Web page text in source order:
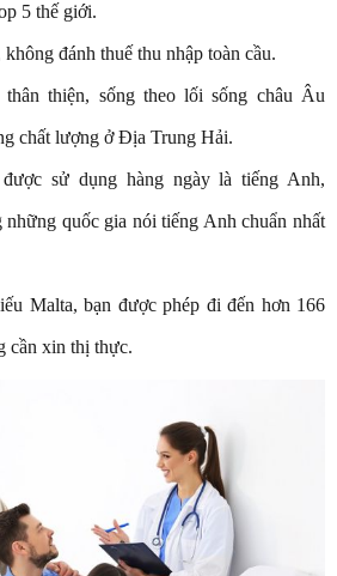
5 thế giới.
đánh thuế thu nhập toàn cầu.
thiện, sống theo lối sống châu Âu
chất lượng ở Địa Trung Hải.
sử dụng hàng ngày là tiếng Anh,
quốc gia nói tiếng Anh chuẩn nhất
Malta, bạn được phép đi đến hơn 166
cần xin thị thực.